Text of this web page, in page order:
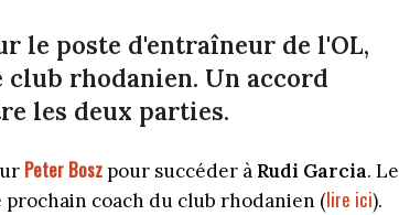
le poste d'entraîneur de l'OL,
rhodanien. Un accord
les deux parties.
Peter Bosz pour succéder à Rudi Garcia. Le
coach du club rhodanien (lire ici).